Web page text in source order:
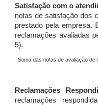
Satisfação com o
notas de satisfação dos
prestado pela empresa.
reclamações avaliadas
5).
Soma das notas de avaliação de
Reclamações
reclamações